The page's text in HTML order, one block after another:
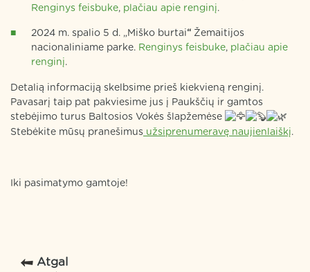
Renginys feisbuke, plačiau apie renginį.
2024 m. spalio 5 d. „Miško burtai“ Žemaitijos
nacionaliniame parke. Renginys feisbuke, plačiau apie
renginį.
Detalią informaciją skelbsime prieš kiekvieną renginį.
Pavasarį taip pat pakviesime jus į Paukščių ir gamtos
stebėjimo turus Baltosios Vokės šlapžemėse
Stebėkite mūsų pranešimus užsiprenumeravę naujienlaiškį.
Iki pasimatymo gamtoje!
Atgal